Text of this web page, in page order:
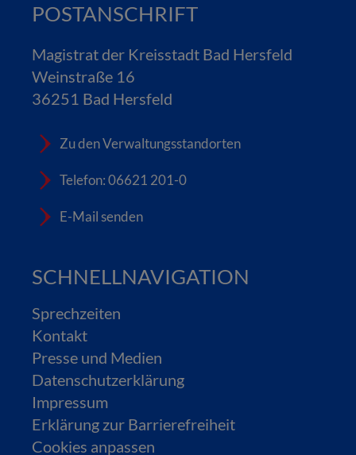
POSTANSCHRIFT
Magistrat der Kreisstadt Bad Hersfeld
Weinstraße 16
36251 Bad Hersfeld
Zu den Verwaltungsstandorten
Telefon: 06621 201-0
E-Mail senden
SCHNELLNAVIGATION
Sprechzeiten
Kontakt
Presse und Medien
Datenschutzerklärung
Impressum
Erklärung zur Barrierefreiheit
Cookies anpassen